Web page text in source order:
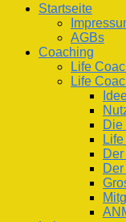
Startseite
AGBs
Coaching
Life
Life
Die